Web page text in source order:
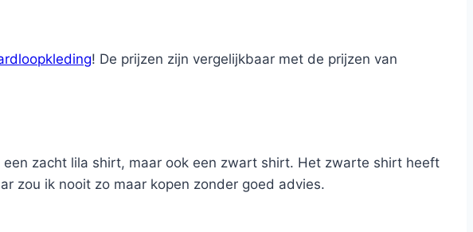
! De prijzen zijn vergelijkbaar met de prijzen van
zacht lila shirt, maar ook een zwart shirt. Het zwarte shirt heeft
zou ik nooit zo maar kopen zonder goed advies.